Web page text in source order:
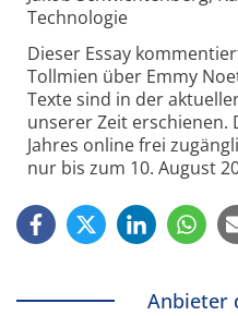
Technologie
Dieser Essay
Tollmien über Emmy
Texte sind in der
unserer Zeit erschienen.
Jahres online frei
nur bis zum 10. August
Anbieter